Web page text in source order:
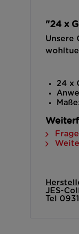
"24 x
Unsere
24 x
JES-
Tel